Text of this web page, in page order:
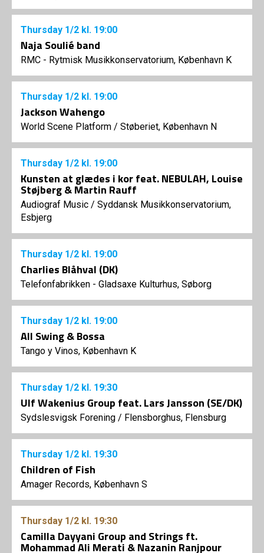
Thursday 1/2 kl. 19:00
Naja Soulié band
RMC - Rytmisk Musikkonservatorium, København K
Thursday 1/2 kl. 19:00
Jackson Wahengo
World Scene Platform / Støberiet, København N
Thursday 1/2 kl. 19:00
Kunsten at glædes i kor feat. NEBULAH, Louise
Støjberg & Martin Rauff
Audiograf Music / Syddansk Musikkonservatorium,
Esbjerg
Thursday 1/2 kl. 19:00
Charlies Blåhval (DK)
Telefonfabrikken - Gladsaxe Kulturhus, Søborg
Thursday 1/2 kl. 19:00
All Swing & Bossa
Tango y Vinos, København K
Thursday 1/2 kl. 19:30
Ulf Wakenius Group feat. Lars Jansson (SE/DK)
Sydslesvigsk Forening / Flensborghus, Flensburg
Thursday 1/2 kl. 19:30
Children of Fish
Amager Records, København S
Thursday 1/2 kl. 19:30
Camilla Dayyani Group and Strings ft.
Mohammad Ali Merati & Nazanin Ranjpour